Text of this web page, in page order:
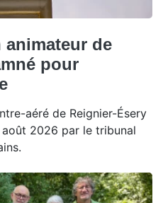
animateur de
pour
aéré de Reignier-Ésery
2026 par le tribunal